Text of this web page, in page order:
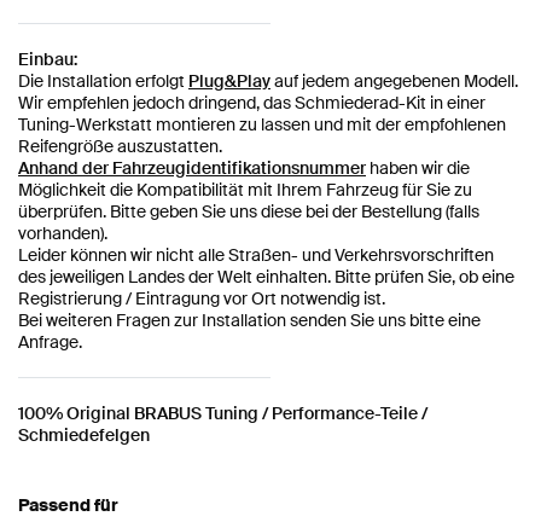
Einbau:
Die Installation erfolgt Plug&Playauf jedem angegebenen Modell.
Wir empfehlen jedoch dringend, das Schmiederad-Kit in einer
Tuning-Werkstatt montieren zu lassen und mit der empfohlenen
Reifengröße auszustatten.
Anhand der Fahrzeugidentifikationsnummer haben wir die
Möglichkeit die Kompatibilität mit Ihrem Fahrzeug für Sie zu
überprüfen. Bitte geben Sie uns diese bei der Bestellung (falls
vorhanden).
Leider können wir nicht alle Straßen- und Verkehrsvorschriften
des jeweiligen Landes der Welt einhalten. Bitte prüfen Sie, ob eine
Registrierung / Eintragung vor Ort notwendig ist.
Bei weiteren Fragen zur Installation senden Sie uns bitte eine
Anfrage.
100% Original BRABUS Tuning / Performance-Teile /
Schmiedefelgen
Passend für